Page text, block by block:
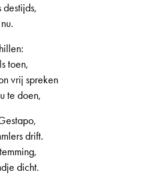
toen,
vrij spreken
te doen,
drift.
dicht.